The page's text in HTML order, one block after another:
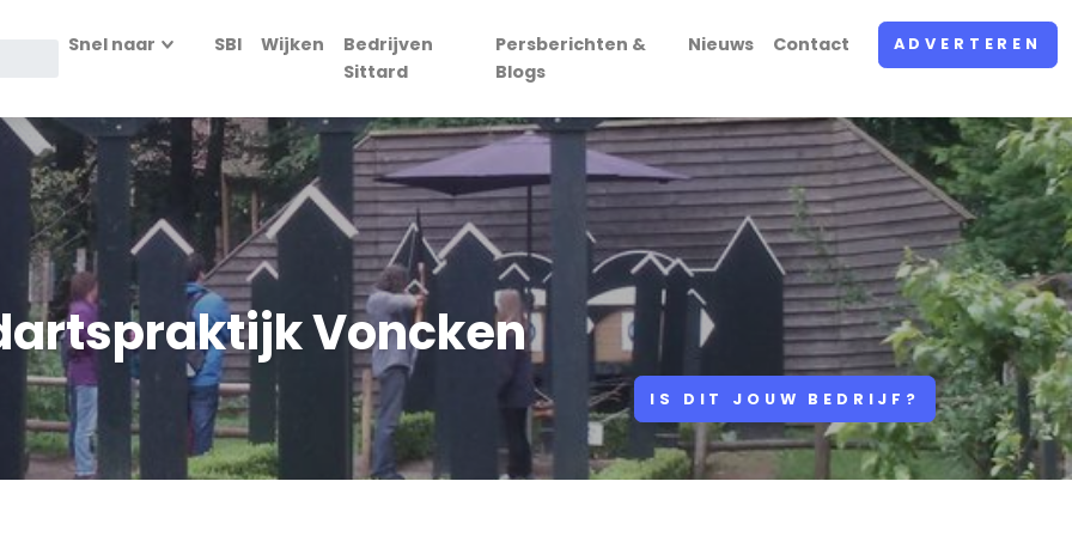
Snel naar SBI Wijken
Bedrijven
Sittard
Persberichten &
Blogs
Nieuws Contact ADVERTEREN
Voncken
IS DIT JOUW BEDRIJF?